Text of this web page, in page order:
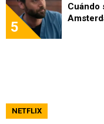
5
Cuándo
NETFLIX